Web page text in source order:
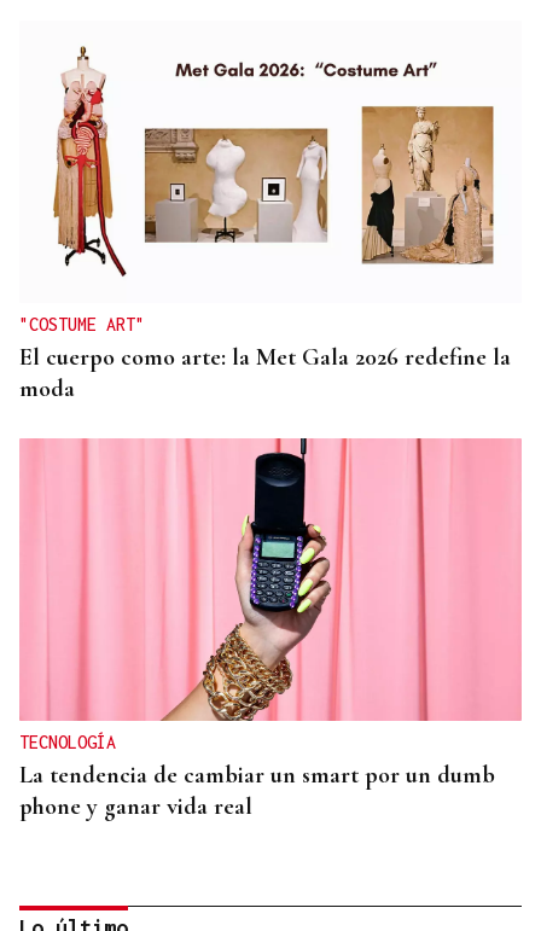
"COSTUME ART"
El cuerpo como arte: la Met Gala 2026 redefine la
moda
TECNOLOGÍA
La tendencia de cambiar un smart por un dumb
phone y ganar vida real